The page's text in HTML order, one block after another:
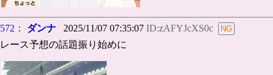
572： ダンナ 2025/11/07 07:35:07 ID:zAFYJcXS0c
レース予想の話題振り始めに